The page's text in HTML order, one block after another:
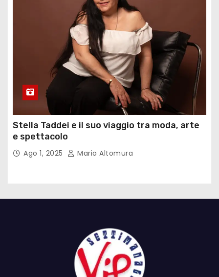
Stella Taddei e il suo viaggio tra moda, arte
e spettacolo
Ago 1, 2025 Mario Altomura